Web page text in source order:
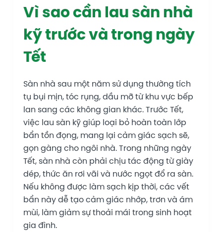
Vì sao cần lau sàn nhà
kỹ trước và trong ngày
Tết
Sàn nhà sau một năm sử dụng thường tích
tụ bụi mịn, tóc rụng, dầu mỡ từ khu vực bếp
lan sang các không gian khác. Trước Tết,
việc lau sàn kỹ giúp loại bỏ hoàn toàn lớp
bẩn tồn đọng, mang lại cảm giác sạch sẽ,
gọn gàng cho ngôi nhà. Trong những ngày
Tết, sàn nhà còn phải chịu tác động từ giày
dép, thức ăn rơi vãi và nước ngọt đổ ra sàn.
Nếu không được làm sạch kịp thời, các vết
bẩn này dễ tạo cảm giác nhớp, trơn và ám
mùi, làm giảm sự thoải mái trong sinh hoạt
gia đình.